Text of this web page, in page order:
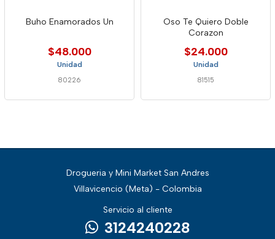
Buho Enamorados Un
$48.000
Unidad
80226
Oso Te Quiero Doble
Corazon
$24.000
Unidad
81515
Drogueria y Mini Market San Andres
Villavicencio (Meta) - Colombia
Servicio al cliente
3124240228